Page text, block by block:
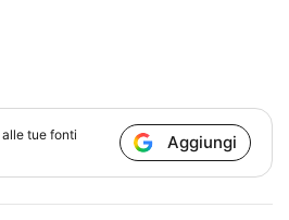
alle tue fonti
Aggiungi